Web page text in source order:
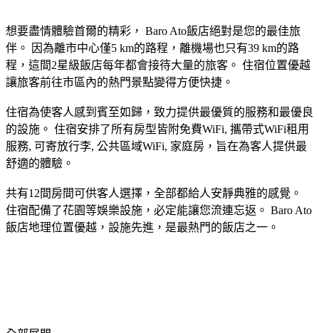
想要盡情體驗首爾的精彩， Baro Ato飯店絕對是您的最佳旅
伴。 因為離市中心僅5 km的路程，離機場也只有39 km的路
程，這間2星級飯店每年都會接待大量的旅客。 住宿位置優越
讓旅客前往市區內的熱門景點變得方便快捷。
住宿為使客人感到賓至如歸，致力提供最優質的服務和最優良
的設施。 住宿安排了所有房型皆附免費WiFi, 攜帶式WiFi租用
服務, 可寄放行李, 公共區域WiFi, 家庭房，旨在為客人提供最
舒適的體驗。
共有12間房間可供客人選擇，全部都給人安靜典雅的感覺。
住宿配備了花園等娛樂設施，必定能讓您流連忘返。 Baro Ato
飯店地理位置優越，設施先進，是最熱門的飯店之一。